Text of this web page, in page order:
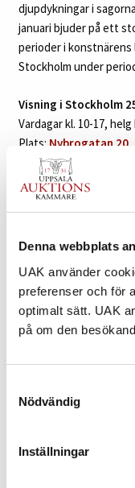
Denna webbplats
UAK använder
preferenser och för
optimalt sätt. UAK
på om den
Nödvändig
Inställningar
djupdykningar i
januari bjuder på ett
perioder i konstnärens
Stockholm under
Visning i Stockholm
Vardagar kl. 10-17, helg
Plats: Nybrogatan
Läs mer:Madeleine
konstnär »
ALLT DU